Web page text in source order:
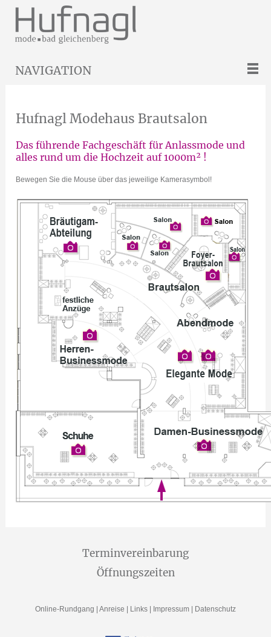
NAVIGATION
Hufnagl Modehaus Brautsalon
Das führende Fachgeschäft für Anlassmode und
alles rund um die Hochzeit auf 1000m² !
Bewegen Sie die Mouse über das jeweilige Kamerasymbol!
Terminvereinbarung
Öffnungszeiten
Online-Rundgang Anreise Links Impressum Datenschutz